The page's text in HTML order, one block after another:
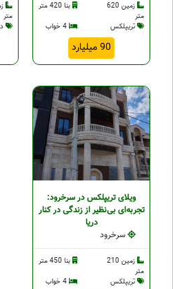
زمین 620
متر
بنا 420 متر
تریپلکس
4 خواب
90 میلیارد
متر
ویلای تریپلکس در سرخرود:
تجربه‌ای بی‌نظیر از زندگی در کنار
دریا
سرخرود
زمین 210
متر
بنا 450 متر
تریپلکس
4 خواب